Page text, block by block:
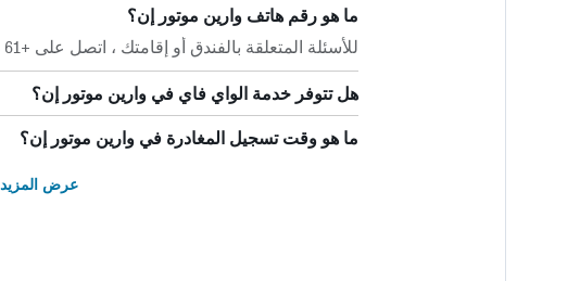
ما هو رقم هاتف وارين موتور إن؟
للأسئلة المتعلقة بالفندق أو إقامتك ، اتصل على +61 268 474 404.
هل تتوفر خدمة الواي فاي في وارين موتور إن؟
ما هو وقت تسجيل المغادرة في وارين موتور إن؟
عرض المزيد